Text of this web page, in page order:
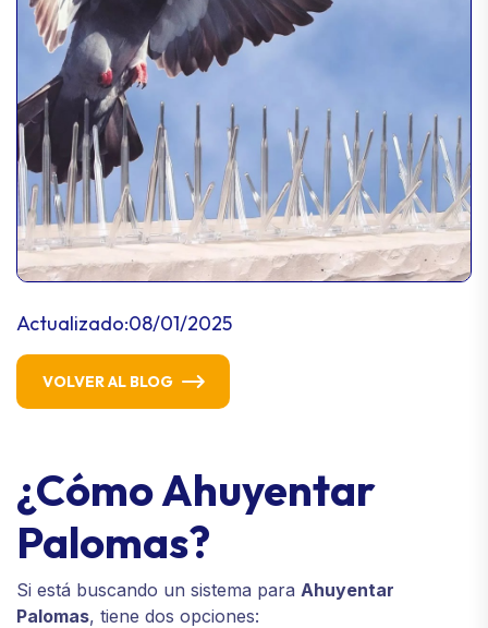
Actualizado:08/01/2025
VOLVER AL BLOG
¿Cómo Ahuyentar
Palomas?
Si está buscando un sistema para Ahuyentar
Palomas, tiene dos opciones: